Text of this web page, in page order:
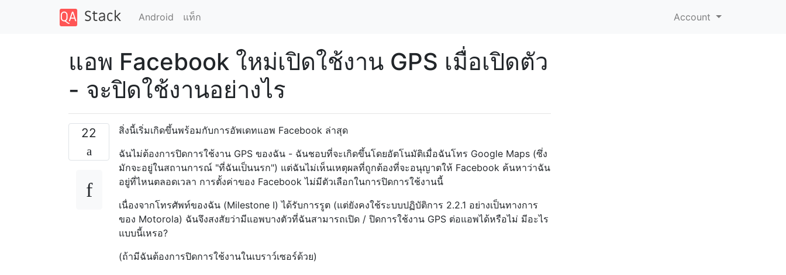
Android แท็ก Account
แอพ Facebook ใหม่เปิดใช้งาน GPS เมื่อเปิดตัว
- จะปิดใช้งานอย่างไร
22
สิ่งนี้เริ่มเกิดขึ้นพร้อมกับการอัพเดทแอพ Facebook ล่าสุด
ฉันไม่ต้องการปิดการใช้งาน GPS ของฉัน - ฉันชอบที่จะเกิดขึ้นโดยอัตโนมัติเมื่อฉันโทร Google Maps (ซึ่ง
มักจะอยู่ในสถานการณ์ "ที่ฉันเป็นนรก") แต่ฉันไม่เห็นเหตุผลที่ถูกต้องที่จะอนุญาตให้ Facebook ค้นหาว่าฉัน
อยู่ที่ไหนตลอดเวลา การตั้งค่าของ Facebook ไม่มีตัวเลือกในการปิดการใช้งานนี้
เนื่องจากโทรศัพท์ของฉัน (Milestone I) ได้รับการรูต (แต่ยังคงใช้ระบบปฏิบัติการ 2.2.1 อย่างเป็นทางการ
ของ Motorola) ฉันจึงสงสัยว่ามีแอพบางตัวที่ฉันสามารถเปิด / ปิดการใช้งาน GPS ต่อแอพได้หรือไม่ มีอะไร
แบบนี้เหรอ?
(ถ้ามีฉันต้องการปิดการใช้งานในเบราว์เซอร์ด้วย)